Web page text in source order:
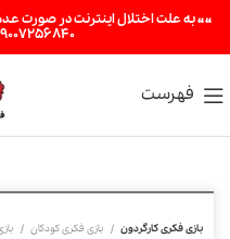
«« به علت اختلال اینترنت در صورت
09007256840 تماس
فهرست
بازی فکری کارگردون